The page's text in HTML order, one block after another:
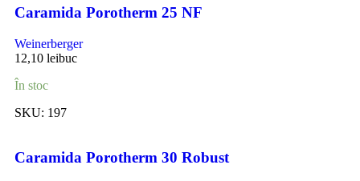
Caramida Porotherm 25 NF
Weinerberger
12,10 leibuc
În stoc
SKU: 197
Caramida Porotherm 30 Robust